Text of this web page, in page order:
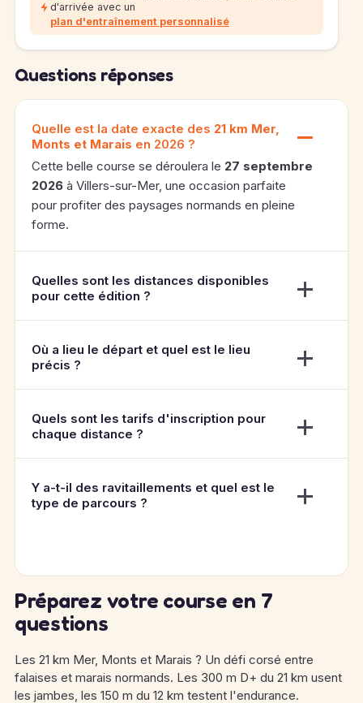
d'arrivée avec un
plan d'entraînement personnalisé
Questions réponses
Quelle est la date exacte des 21 km Mer,
Monts et Marais en 2026 ?
Cette belle course se déroulera le 27 septembre
2026 à Villers-sur-Mer, une occasion parfaite
pour profiter des paysages normands en pleine
forme.
Quelles sont les distances disponibles
pour cette édition ?
Où a lieu le départ et quel est le lieu
précis ?
Quels sont les tarifs d'inscription pour
chaque distance ?
Y a-t-il des ravitaillements et quel est le
type de parcours ?
Préparez votre course en 7
questions
Les 21 km Mer, Monts et Marais ? Un défi corsé entre
falaises et marais normands. Les 300 m D+ du 21 km usent
les jambes, les 150 m du 12 km testent l'endurance.